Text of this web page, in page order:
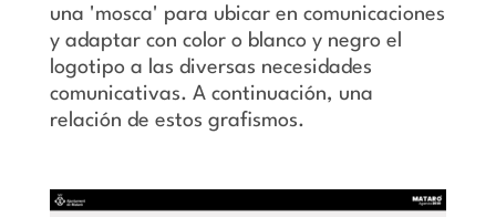
una 'mosca' para ubicar en comunicaciones
y adaptar con color o blanco y negro el
logotipo a las diversas necesidades
comunicativas. A continuación, una
relación de estos grafismos.